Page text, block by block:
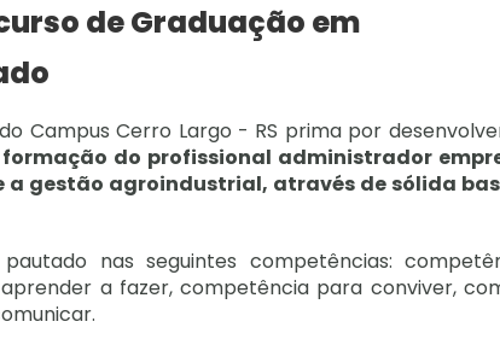
de Graduação em
Campus Cerro Largo - RS prima por
formação do profissional administrador
gestão agroindustrial, através de sólida
nas seguintes competências:
a fazer, competência para conviver,